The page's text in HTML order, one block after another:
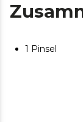
1 Pinsel